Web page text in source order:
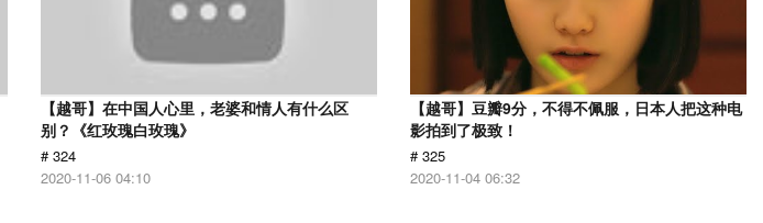
【越哥】在中国人心里，老婆和情人有什么区
别？《红玫瑰白玫瑰》
# 324
2020-11-06 04:10
【越哥】豆瓣9分，不得不佩服，日本人把这种电
影拍到了极致！
# 325
2020-11-04 06:32